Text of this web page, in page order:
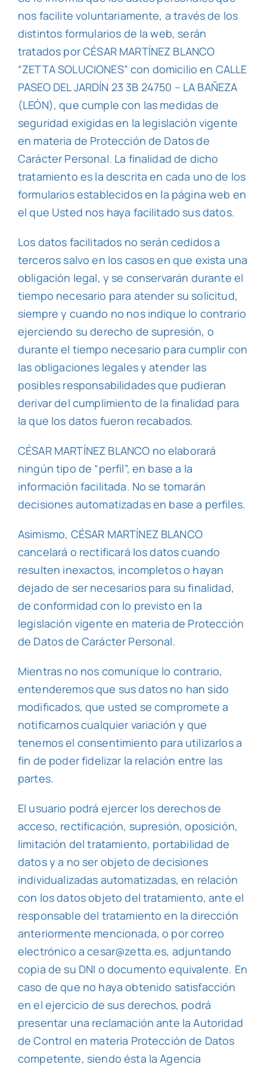
nos facilite voluntariamente, a través de los
distintos formularios de la web, serán
tratados por CÉSAR MARTÍNEZ BLANCO
“ZETTA SOLUCIONES” con domicilio en CALLE
PASEO DEL JARDÍN 23 3B 24750 – LA BAÑEZA
(LEÓN), que cumple con las medidas de
seguridad exigidas en la legislación vigente
en materia de Protección de Datos de
Carácter Personal. La finalidad de dicho
tratamiento es la descrita en cada uno de los
formularios establecidos en la página web en
el que Usted nos haya facilitado sus datos.
Los datos facilitados no serán cedidos a
terceros salvo en los casos en que exista una
obligación legal, y se conservarán durante el
tiempo necesario para atender su solicitud,
siempre y cuando no nos indique lo contrario
ejerciendo su derecho de supresión, o
durante el tiempo necesario para cumplir con
las obligaciones legales y atender las
posibles responsabilidades que pudieran
derivar del cumplimiento de la finalidad para
la que los datos fueron recabados.
CÉSAR MARTÍNEZ BLANCO no elaborará
ningún tipo de “perfil”, en base a la
información facilitada. No se tomarán
decisiones automatizadas en base a perfiles.
Asimismo, CÉSAR MARTÍNEZ BLANCO
cancelará o rectificará los datos cuando
resulten inexactos, incompletos o hayan
dejado de ser necesarios para su finalidad,
de conformidad con lo previsto en la
legislación vigente en materia de Protección
de Datos de Carácter Personal.
Mientras no nos comunique lo contrario,
entenderemos que sus datos no han sido
modificados, que usted se compromete a
notificarnos cualquier variación y que
tenemos el consentimiento para utilizarlos a
fin de poder fidelizar la relación entre las
partes.
El usuario podrá ejercer los derechos de
acceso, rectificación, supresión, oposición,
limitación del tratamiento, portabilidad de
datos y a no ser objeto de decisiones
individualizadas automatizadas, en relación
con los datos objeto del tratamiento, ante el
responsable del tratamiento en la dirección
anteriormente mencionada, o por correo
electrónico a cesar@zetta.es, adjuntando
copia de su DNI o documento equivalente. En
caso de que no haya obtenido satisfacción
en el ejercicio de sus derechos, podrá
presentar una reclamación ante la Autoridad
de Control en materia Protección de Datos
competente, siendo ésta la Agencia